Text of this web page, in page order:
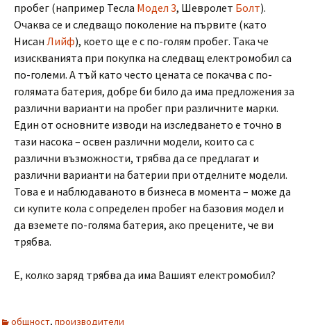
пробег (например Тесла Модел 3, Шевролет Болт).
Очаква се и следващо поколение на първите (като
Нисан Лийф), което ще е с по-голям пробег. Така че
изискванията при покупка на следващ електромобил са
по-големи. А тъй като често цената се покачва с по-
голямата батерия, добре би било да има предложения за
различни варианти на пробег при различните марки.
Един от основните изводи на изследването е точно в
тази насока – освен различни модели, които са с
различни възможности, трябва да се предлагат и
различни варианти на батерии при отделните модели.
Това е и наблюдаваното в бизнеса в момента – може да
си купите кола с определен пробег на базовия модел и
да вземете по-голяма батерия, ако прецените, че ви
трябва.
Е, колко заряд трябва да има Вашият електромобил?
общност, производители